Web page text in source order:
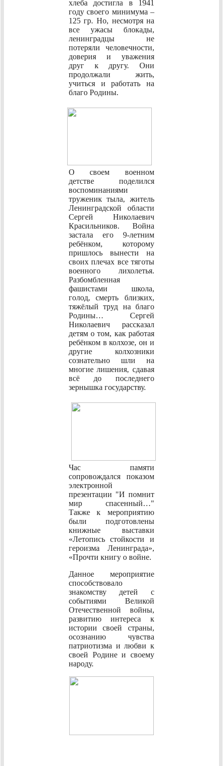
хлеба достигла в 1941
году своего минимума –
125 гр. Но, несмотря на
все ужасы блокады,
ленинградцы не
потеряли человечности,
доверия и уважения
друг к другу. Они
продолжали жить,
учиться и работать на
благо Родины.
О своем военном
детстве поделился
воспоминаниями
труженик тыла, житель
Ленинградской области
Сергей Николаевич
Красильников. Война
застала его 9-летним
ребёнком, которому
пришлось вынести на
своих плечах все тяготы
военного лихолетья.
Разбомбленная
фашистами школа,
голод, смерть близких,
тяжёлый труд на благо
Родины… Сергей
Николаевич рассказал
детям о том, как работая
ребёнком в колхозе, он и
другие колхозники
сознательно шли на
многие лишения, сдавая
всё до последнего
зернышка государству.
Час памяти
сопровождался показом
электронной
презентации "И помнит
мир спасенный…"
Также к мероприятию
были подготовлены
книжные выставки
«Летопись стойкости и
героизма Ленинграда»,
«Прочти книгу о войне.
Данное мероприятие
способствовало
знакомству детей с
событиями Великой
Отечественной войны,
развитию интереса к
истории своей страны,
осознанию чувства
патриотизма и любви к
своей Родине и своему
народу.